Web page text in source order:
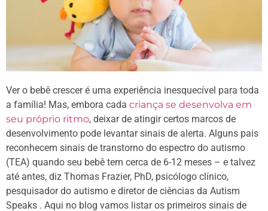
Ver o bebê crescer é uma experiência inesquecível para toda
a família! Mas, embora cada criança se desenvolva em
seu próprio ritmo, deixar de atingir certos marcos de
desenvolvimento pode levantar sinais de alerta. Alguns pais
reconhecem sinais de transtorno do espectro do autismo
(TEA) quando seu bebê tem cerca de 6-12 meses – e talvez
até antes, diz Thomas Frazier, PhD, psicólogo clínico,
pesquisador do autismo e diretor de ciências da Autism
Speaks . Aqui no blog vamos listar os primeiros sinais de